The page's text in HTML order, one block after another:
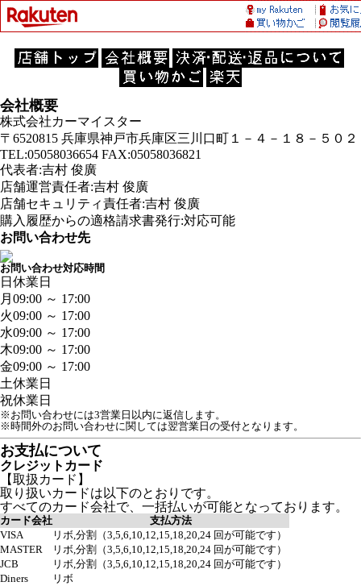
会社概要
株式会社カーマイスター
〒6520815 兵庫県神戸市兵庫区三川口町１－４－１８－５０２
TEL:05058036654 FAX:05058036821
代表者:吉村 俊廣
店舗運営責任者:吉村 俊廣
店舗セキュリティ責任者:吉村 俊廣
購入履歴からの適格請求書発行:対応可能
お問い合わせ先
お問い合わせ対応時間
日 休業日
月 09:00 ～ 17:00
火09:00 ～ 17:00
水09:00 ～ 17:00
木09:00 ～ 17:00
金09:00 ～ 17:00
土休業日
祝休業日
※お問い合わせには3営業日以内に返信します。
※時間外のお問い合わせに関しては翌営業日の受付となります。
お支払について
クレジットカード
【取扱カード】
取り扱いカードは以下のとおりです。
すべてのカード会社で、一括払いが可能となっております。
カード会社
支払方法
VISA
リボ,分割（3,5,6,10,12,15,18,20,24 回が可能です）
MASTER
リボ,分割（3,5,6,10,12,15,18,20,24 回が可能です）
JCB
リボ,分割（3,5,6,10,12,15,18,20,24 回が可能です）
Diners
リボ